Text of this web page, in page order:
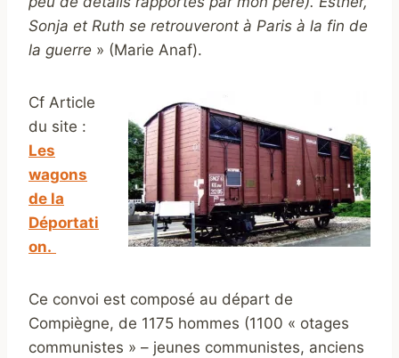
Sonja et Ruth se retrouveront à Paris à la fin de
la guerre » (Marie Anaf).
Cf Article
du site :
Les
wagons
de la
Déportati
on.
Ce convoi est composé au départ de
Compiègne, de 1175 hommes (1100 « otages
communistes » – jeunes communistes, anciens